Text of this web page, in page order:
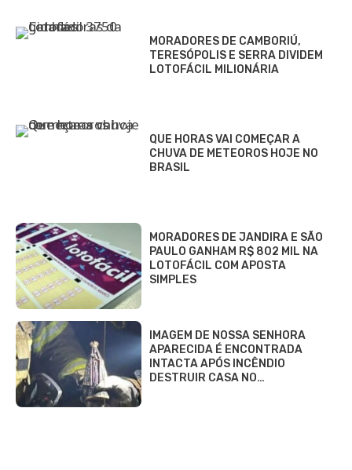
MORADORES DE CAMBORIÚ,
TERESÓPOLIS E SERRA DIVIDEM
LOTOFÁCIL MILIONÁRIA
QUE HORAS VAI COMEÇAR A
CHUVA DE METEOROS HOJE NO
BRASIL
MORADORES DE JANDIRA E SÃO
PAULO GANHAM R$ 802 MIL NA
LOTOFÁCIL COM APOSTA
SIMPLES
IMAGEM DE NOSSA SENHORA
APARECIDA É ENCONTRADA
INTACTA APÓS INCÊNDIO
DESTRUIR CASA NO…